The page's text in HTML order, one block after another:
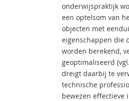
onderwijspraktijk
een optelsom van
objecten met
eigenschappen die
worden berekend,
geoptimaliseerd
dreigt daarbij te
technische
bewezen effectieve